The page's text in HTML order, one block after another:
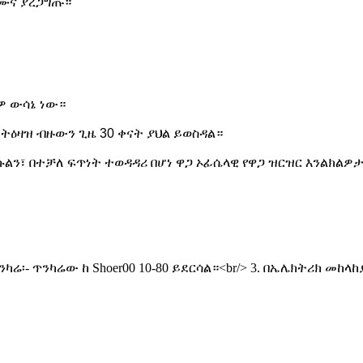
ውሳኔ ነው።
ብዙውን ጊዜ 30 ቀናት ያህል ይወስዳል።
በተቻለ ፍጥነት ተወዳዳሪ በሆነ ዋጋ ኦፊሴላዊ የዋጋ ዝርዝር